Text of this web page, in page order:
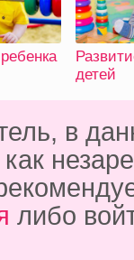
детей
в
либо